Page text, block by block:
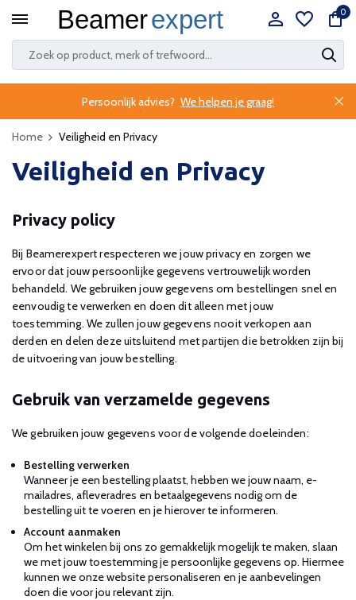
0
Persoonlijk advies? We helpen je graag!
Home Veiligheid en Privacy
Veiligheid en Privacy
Privacy policy
Bij Beamerexpert respecteren we jouw privacy en zorgen we
ervoor dat jouw persoonlijke gegevens vertrouwelijk worden
behandeld. We gebruiken jouw gegevens om bestellingen snel en
eenvoudig te verwerken en doen dit alleen met jouw
toestemming. We zullen jouw gegevens nooit verkopen aan
derden en delen deze uitsluitend met partijen die betrokken zijn bij
de uitvoering van jouw bestelling.
Gebruik van verzamelde gegevens
We gebruiken jouw gegevens voor de volgende doeleinden:
Bestelling verwerken
Wanneer je een bestelling plaatst, hebben we jouw naam, e-
mailadres, afleveradres en betaalgegevens nodig om de
bestelling uit te voeren en je hierover te informeren.
Account aanmaken
Om het winkelen bij ons zo gemakkelijk mogelijk te maken, slaan
we met jouw toestemming je persoonlijke gegevens op. Hiermee
kunnen we onze website personaliseren en je aanbevelingen
doen die voor jou relevant zijn.